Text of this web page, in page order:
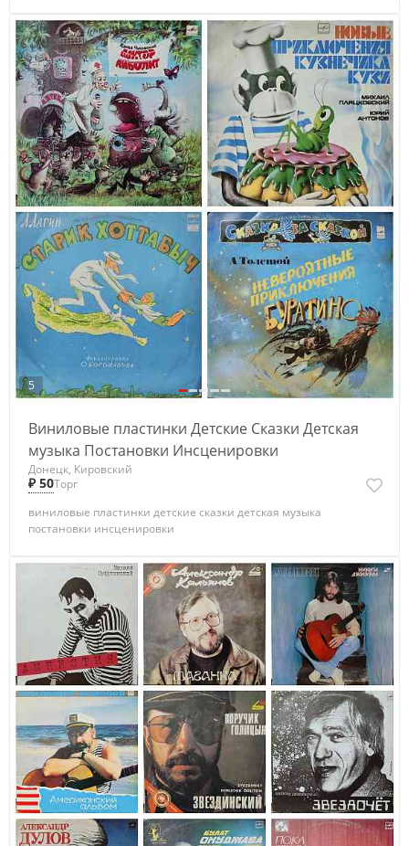
5
Виниловые пластинки Детские Сказки Детская
музыка Постановки Инсценировки
Донецк, Кировский
₽ 50Торг
виниловые пластинки детские сказки детская музыка
постановки инсценировки